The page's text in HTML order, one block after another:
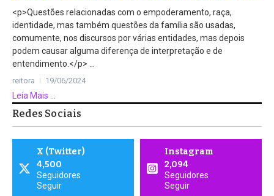
<p>Questões relacionadas com o empoderamento, raça,
identidade, mas também questões da família são usadas,
comumente, nos discursos por várias entidades, mas depois
podem causar alguma diferença de interpretação e de
entendimento.</p> ...
reitora 19/06/2024
Leia Mais ...
Redes Sociais
X (Twitter)
4,500
Seguidores
Seguir
Instagram
2,094
Seguidores
Seguir